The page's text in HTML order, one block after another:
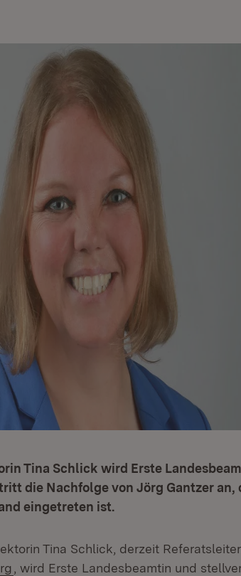
Tina Schlick wird Erste
die Nachfolge von Jörg Gantzer an,
eingetreten ist.
Tina Schlick, derzeit
(Öffnet in neuem Fenster)
, wird Erste Landesbeamtin und